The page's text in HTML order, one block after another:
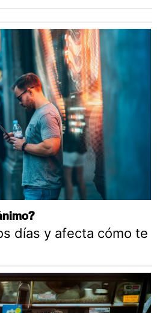
días y afecta cómo te